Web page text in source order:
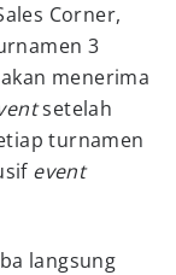
Corner,
3
menerima
setelah
turnamen
event
langsung